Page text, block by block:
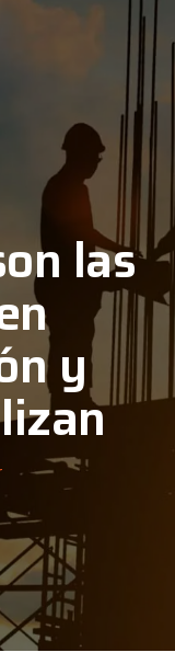
las
y